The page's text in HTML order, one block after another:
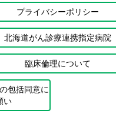
プライバシーポリシー
北海道がん診療連携指定病院
臨床倫理について
包括同意に
い